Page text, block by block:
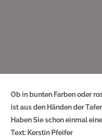
Ob in bunten Farben oder
ist aus den Händen der
Haben Sie schon einmal
Text: Kerstin Pfeifer